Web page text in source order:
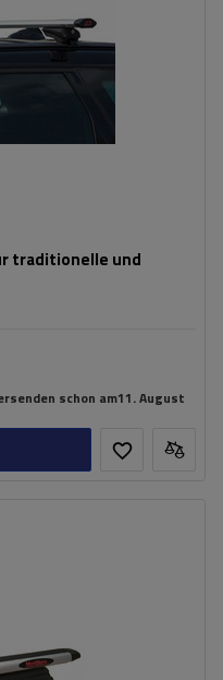
traditionelle und
schon am11. August